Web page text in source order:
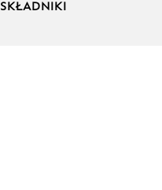
SKŁADNIKI